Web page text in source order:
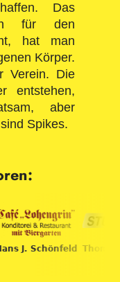
Das
für den
hat man
Körper.
Verein. Die
entstehen,
aber
Spikes.
J. Schönfeld Thomas